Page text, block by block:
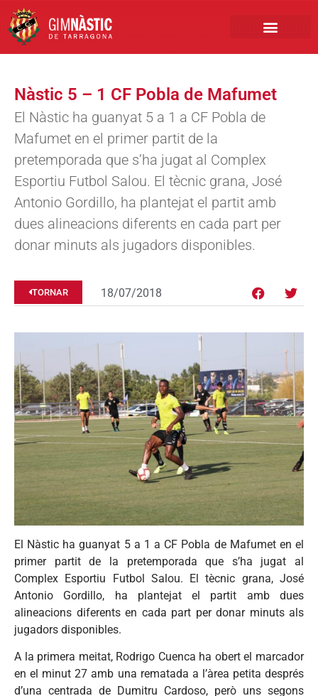
Nàstic 5 – 1 CF Pobla de Mafumet
El Nàstic ha guanyat 5 a 1 a CF Pobla de
Mafumet en el primer partit de la
pretemporada que s’ha jugat al Complex
Esportiu Futbol Salou. El tècnic grana, José
Antonio Gordillo, ha plantejat el partit amb
dues alineacions diferents en cada part per
donar minuts als jugadors disponibles.
TORNAR 18/07/2018
El Nàstic ha guanyat 5 a 1 a CF Pobla de Mafumet en el
primer partit de la pretemporada que s’ha jugat al
Complex Esportiu Futbol Salou. El tècnic grana, José
Antonio Gordillo, ha plantejat el partit amb dues
alineacions diferents en cada part per donar minuts als
jugadors disponibles.
A la primera meitat, Rodrigo Cuenca ha obert el marcador
en el minut 27 amb una rematada a l’àrea petita després
d’una centrada de Dumitru Cardoso, però uns segons